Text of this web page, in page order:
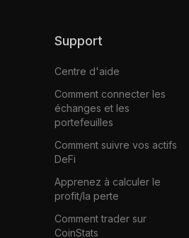
Support
Centre d'aide
Comment connecter les
échanges et les
portefeuilles
Comment suivre vos actifs
DeFi
Apprenez à calculer le
profit/la perte
Comment trader sur
CoinStats